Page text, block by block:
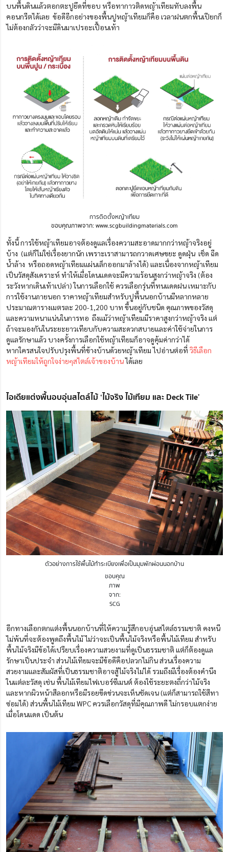
บนพื้นดินแล้วตอกตะปูยึดที่ขอบ หรือทากาวติดหญ้าเทียมทับลงพื้น
คอนกรีตได้เลย ข้อดีอีกอย่างของพื้นปูหญ้าเทียมก็คือ เวลาฝนตกพื้นเปียกก็
ไม่ต้องกลัวว่าจะมีดินมาเปรอะเปื้อนเท้า
การติดตั้งหญ้าเทียม
ขอบคุณภาพจาก: www.scgbuildingmaterials.com
ทั้งนี้ การใช้หญ้าเทียมอาจต้องดูแลเรื่องความสะอาดมากกว่าหญ้าจริงอยู่
บ้าง (แต่ก็ไม่ใช่เรื่องยากนัก เพราะเราสามารถกวาดเศษขยะ ดูดฝุ่น เช็ด ฉีด
น้ำล้าง หรือถอดหญ้าเทียมแผ่นเล็กออกมาล้างได้) และเนื่องจากหญ้าเทียม
เป็นวัสดุสังเคราะห์ ทำให้เมื่อโดนแดดจะมีความร้อนสูงกว่าหญ้าจริง (ต้อง
ระวังหากเดินเท้าเปล่า) ในการเลือกใช้ ควรเลือกรุ่นที่ทนแดดฝน เหมาะกับ
การใช้งานภายนอก ราคาหญ้าเทียมสำหรับปูพื้นนอกบ้านมีหลากหลาย
ประมาณตารางเมตรละ 200-1,200 บาท ขึ้นอยู่กับชนิด คุณภาพของวัสดุ
และความหนาแน่นในการทอ ถึงแม้ว่าหญ้าเทียมมีราคาสูงกว่าหญ้าจริง แต่
ถ้าจะมองกันในระยะยาวเทียบกับความสะดวกสบายและค่าใช้จ่ายในการ
ดูแลรักษาแล้ว บางครั้งการเลือกใช้หญ้าเทียมก็อาจดูคุ้มค่ากว่าได้
หากใครสนใจปรับปรุงพื้นที่ข้างบ้านด้วยหญ้าเทียม ไปอ่านต่อที่ วิธีเลือก
หญ้าเทียมให้ถูกใจง่ายๆสไตล์เจ้าของบ้านได้เลย
ไอเดียแต่งพื้นอบอุ่นสไตล์ไม้ ‘ไม้จริง ไม้เทียม และ Deck Tile’
ตัวอย่างการใช้พื้นไม้ทำระเบียงเพื่อเป็นมุมพักผ่อนนอกบ้าน
ขอบคุณ
ภาพ
จาก:
SCG
อีกทางเลือกตกแต่งพื้นนอกบ้านที่ให้ความรู้สึกอบอุ่นสไตล์ธรรมชาติ คงหนี
ไม่พ้นที่จะต้องพูดถึงพื้นไม้ ไม่ว่าจะเป็นพื้นไม้จริงหรือพื้นไม้เทียม สำหรับ
พื้นไม้จริงมีข้อได้เปรียบเรื่องความสวยงามที่ดูเป็นธรรมชาติ แต่ก็ต้องดูแล
รักษาเป็นประจำ ส่วนไม้เทียมจะมีข้อดีคือปลวกไม่กิน ส่วนเรื่องความ
สวยงามและสัมผัสที่เป็นธรรมชาติอาจสู้ไม้จริงไม่ได้ รวมถึงมีเรื่องต้องคำนึง
ในแต่ละวัสดุ เช่น พื้นไม้เทียมไฟเบอร์ซีเมนต์ ต้องใช้ระยะตงถี่กว่าไม้จริง
และหากผิวหน้าสีลอกหรือมีรอยขีดข่วนจะเห็นชัดเจน (แต่ก็สามารถใช้สีทา
ซ่อมได้) ส่วนพื้นไม้เทียม WPC ควรเลือกวัสดุที่มีคุณภาพดี ไม่กรอบแตกง่าย
เมื่อโดนแดด เป็นต้น